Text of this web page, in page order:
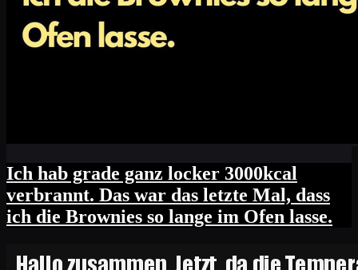
Ich hab grade ganz locker 3000kcal
verbrannt. Das war das letzte Mal, dass
ich die Brownies so lange im Ofen lasse.